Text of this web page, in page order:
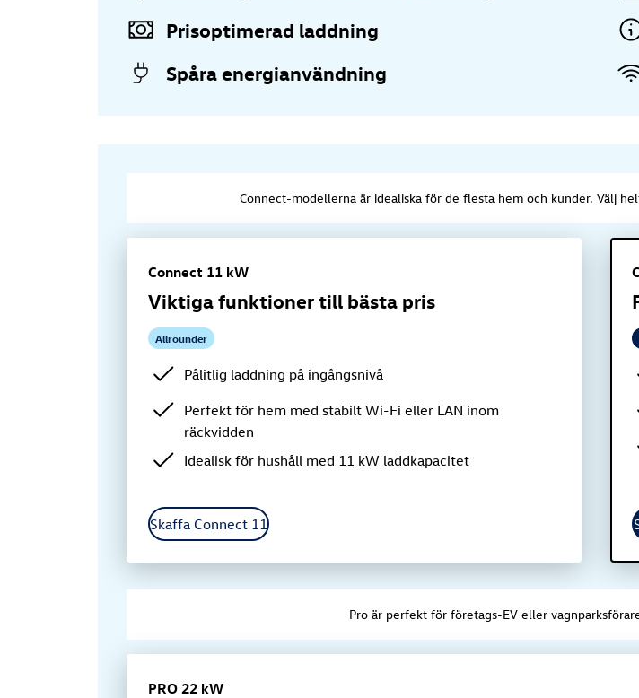
Prisoptimerad laddning
Spåra energianvändning
Connect-modellerna är idealiska för de flesta hem och kunder. Välj
Connect 11 kW
Viktiga funktioner till bästa pris
Allrounder
Pålitlig laddning på ingångsnivå
Perfekt för hem med stabilt Wi-Fi eller LAN inom
räckvidden
Idealisk för hushåll med 11 kW laddkapacitet
Skaffa Connect 11
Pro är perfekt för företags-EV eller
PRO 22 kW